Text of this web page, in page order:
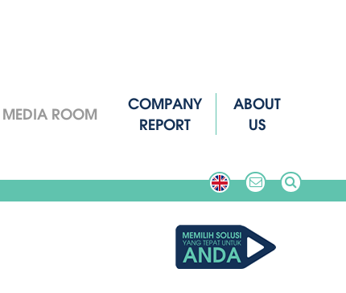
MEDIA ROOM
COMPANY
REPORT
ABOUT
US